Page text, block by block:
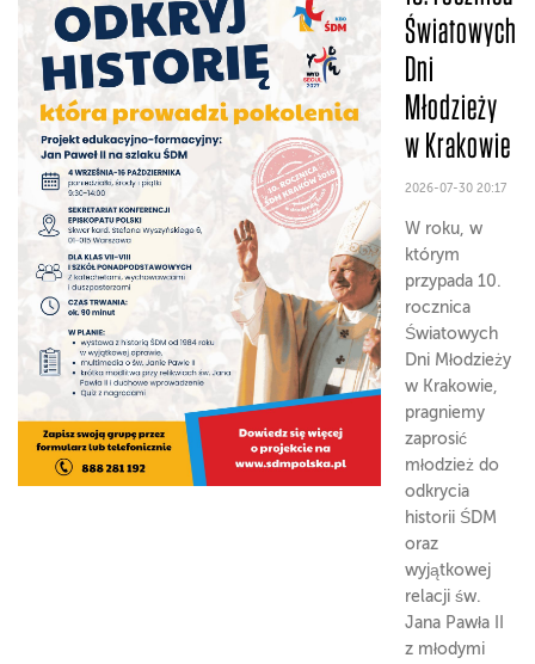
uczestnictwa
religii.
Światowych
Dni
Młodzieży
w Krakowie
2026-07-30 20:17
W roku, w
którym
przypada 10.
rocznica
Światowych
Dni Młodzieży
w Krakowie,
pragniemy
zaprosić
młodzież do
odkrycia
historii ŚDM
oraz
wyjątkowej
relacji św.
Jana Pawła II
z młodymi